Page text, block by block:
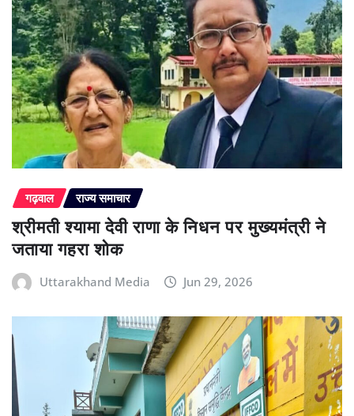
गढ़वाल राज्य समाचार
श्रीमती श्यामा देवी राणा के निधन पर मुख्यमंत्री ने
जताया गहरा शोक
Uttarakhand Media Jun 29, 2026